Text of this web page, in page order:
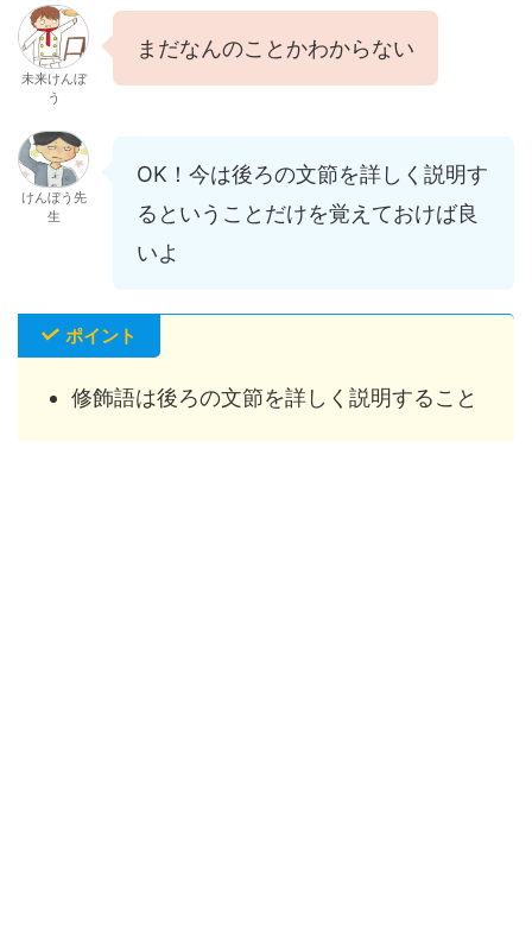
未来けんぼ
う
まだなんのことかわからない
けんぼう先
生
OK！今は後ろの文節を詳しく説明す
るということだけを覚えておけば良
いよ
ポイント
修飾語は後ろの文節を詳しく説明すること